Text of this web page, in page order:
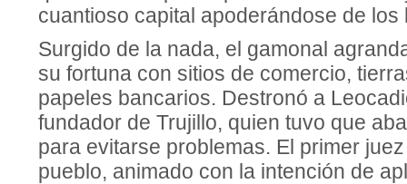
cuantioso capital apoderándose de los
Surgido de la nada, el gamonal
su fortuna con sitios de comercio,
papeles bancarios. Destronó a
fundador de Trujillo, quien tuvo que
para evitarse problemas. El primer
pueblo, animado con la intención de